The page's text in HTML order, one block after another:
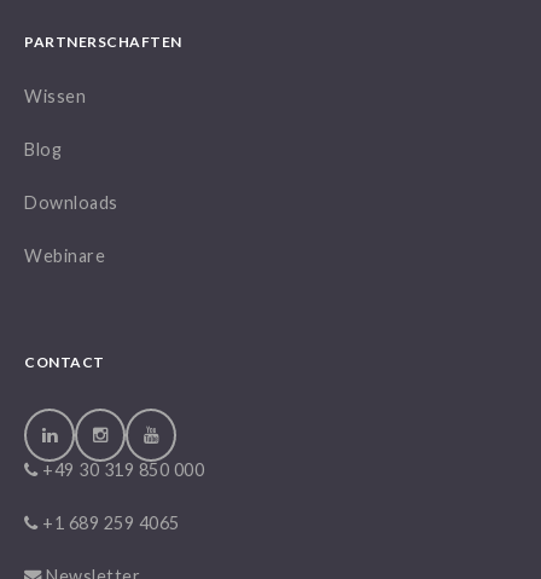
PARTNERSCHAFTEN
Wissen
Blog
Downloads
Webinare
CONTACT
+49 30 319 850 000
+1 689 259 4065